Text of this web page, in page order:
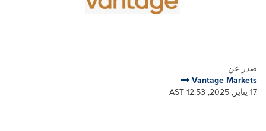
صدر عن
Vantage Markets
17 يناير, 2025, 12:53 AST